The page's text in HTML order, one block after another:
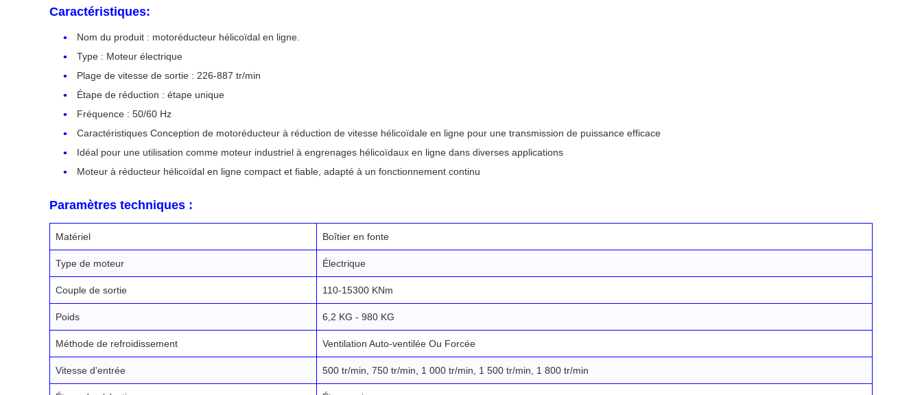
Caractéristiques:
Nom du produit : motoréducteur hélicoïdal en ligne.
Type : Moteur électrique
Plage de vitesse de sortie : 226-887 tr/min
Étape de réduction : étape unique
Fréquence : 50/60 Hz
Caractéristiques Conception de motoréducteur à réduction de vitesse hélicoïdale en ligne pour une transmission de puissance efficace
Idéal pour une utilisation comme moteur industriel à engrenages hélicoïdaux en ligne dans diverses applications
Moteur à réducteur hélicoïdal en ligne compact et fiable, adapté à un fonctionnement continu
Paramètres techniques :
Matériel Boîtier en fonte
Type de moteur Électrique
Couple de sortie 110-15300 KNm
Poids 6,2 KG - 980 KG
Méthode de refroidissement Ventilation Auto-ventilée Ou Forcée
Vitesse d'entrée 500 tr/min, 750 tr/min, 1 000 tr/min, 1 500 tr/min, 1 800 tr/min